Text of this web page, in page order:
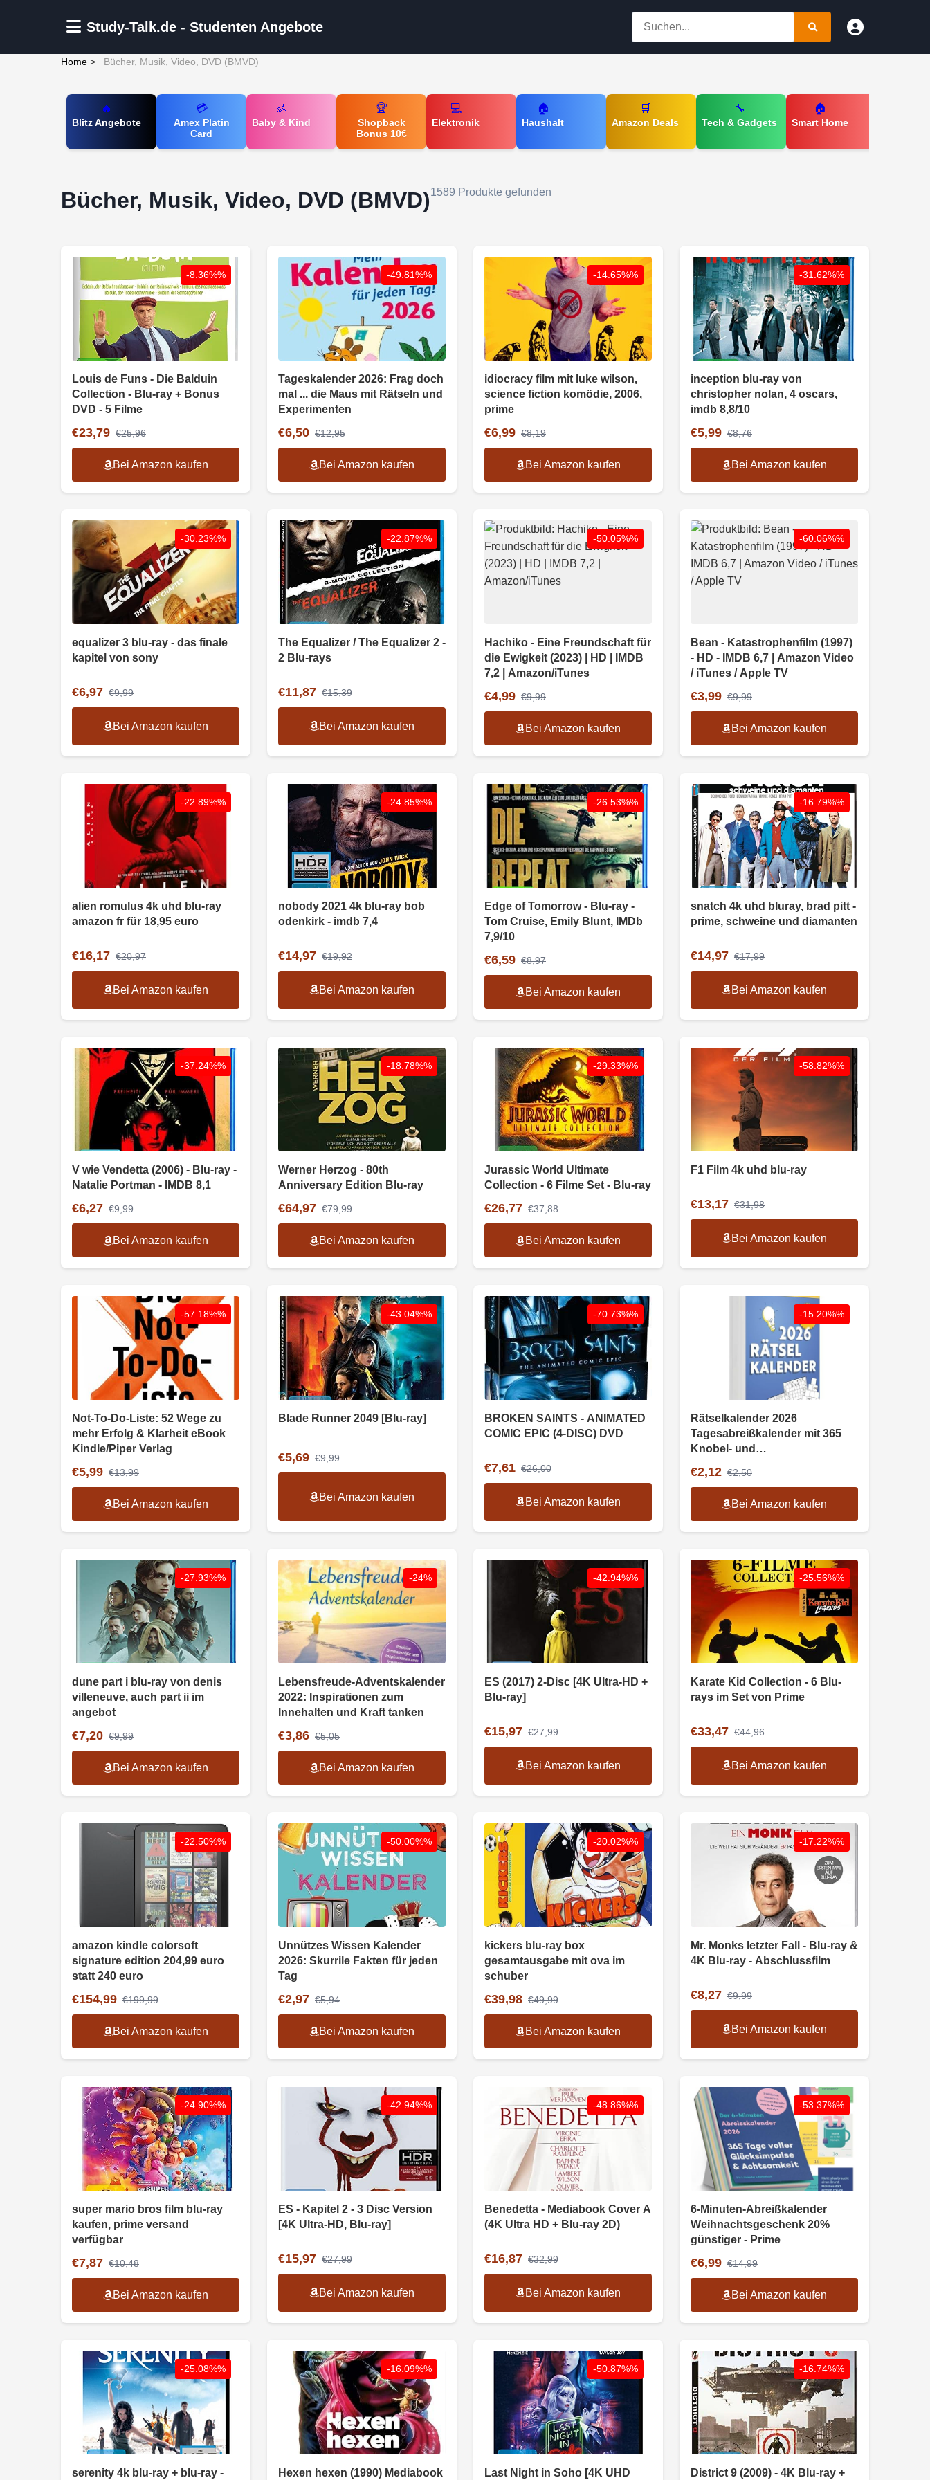
Study-Talk.de - Studenten Angebote
Home > Bücher, Musik, Video, DVD (BMVD)
🔥
Blitz Angebote
💳
Amex Platin
Card
👶
Baby & Kind
🏆
Shopback
Bonus 10€
💻
Elektronik
🏠
Haushalt
🛒
Amazon Deals
🔧
Tech & Gadgets
🏠
Smart Home
Bücher, Musik, Video, DVD (BMVD)1589 Produkte gefunden
-8.36%%
Louis de Funs - Die Balduin
Collection - Blu-ray + Bonus
DVD - 5 Filme
€23,79 €25,96
Bei Amazon kaufen
-49.81%%
Tageskalender 2026: Frag doch
mal ... die Maus mit Rätseln und
Experimenten
€6,50 €12,95
Bei Amazon kaufen
-14.65%%
idiocracy film mit luke wilson,
science fiction komödie, 2006,
prime
€6,99 €8,19
Bei Amazon kaufen
-31.62%%
inception blu-ray von
christopher nolan, 4 oscars,
imdb 8,8/10
€5,99 €8,76
Bei Amazon kaufen
-30.23%%
equalizer 3 blu-ray - das finale
kapitel von sony
€6,97 €9,99
Bei Amazon kaufen
-22.87%%
The Equalizer / The Equalizer 2 -
2 Blu-rays
€11,87 €15,39
Bei Amazon kaufen
-50.05%%
Hachiko - Eine Freundschaft für
die Ewigkeit (2023) | HD | IMDB
7,2 | Amazon/iTunes
€4,99 €9,99
Bei Amazon kaufen
-60.06%%
Bean - Katastrophenfilm (1997)
- HD - IMDB 6,7 | Amazon Video
/ iTunes / Apple TV
€3,99 €9,99
Bei Amazon kaufen
-22.89%%
alien romulus 4k uhd blu-ray
amazon fr für 18,95 euro
€16,17 €20,97
Bei Amazon kaufen
-24.85%%
nobody 2021 4k blu-ray bob
odenkirk - imdb 7,4
€14,97 €19,92
Bei Amazon kaufen
-26.53%%
Edge of Tomorrow - Blu-ray -
Tom Cruise, Emily Blunt, IMDb
7,9/10
€6,59 €8,97
Bei Amazon kaufen
-16.79%%
snatch 4k uhd bluray, brad pitt -
prime, schweine und diamanten
€14,97 €17,99
Bei Amazon kaufen
-37.24%%
V wie Vendetta (2006) - Blu-ray -
Natalie Portman - IMDB 8,1
€6,27 €9,99
Bei Amazon kaufen
-18.78%%
Werner Herzog - 80th
Anniversary Edition Blu-ray
€64,97 €79,99
Bei Amazon kaufen
-29.33%%
Jurassic World Ultimate
Collection - 6 Filme Set - Blu-ray
€26,77 €37,88
Bei Amazon kaufen
-58.82%%
F1 Film 4k uhd blu-ray
€13,17 €31,98
Bei Amazon kaufen
-57.18%%
Not-To-Do-Liste: 52 Wege zu
mehr Erfolg & Klarheit eBook
Kindle/Piper Verlag
€5,99 €13,99
Bei Amazon kaufen
-43.04%%
Blade Runner 2049 [Blu-ray]
€5,69 €9,99
Bei Amazon kaufen
-70.73%%
BROKEN SAINTS - ANIMATED
COMIC EPIC (4-DISC) DVD
€7,61 €26,00
Bei Amazon kaufen
-15.20%%
Rätselkalender 2026
Tagesabreißkalender mit 365
Knobel- und
€2,12 €2,50
Bei Amazon kaufen
-27.93%%
dune part i blu-ray von denis
villeneuve, auch part ii im
angebot
€7,20 €9,99
Bei Amazon kaufen
-24%
Lebensfreude-Adventskalender
2022: Inspirationen zum
Innehalten und Kraft tanken
€3,86 €5,05
Bei Amazon kaufen
-42.94%%
ES (2017) 2-Disc [4K Ultra-HD +
Blu-ray]
€15,97 €27,99
Bei Amazon kaufen
-25.56%%
Karate Kid Collection - 6 Blu-
rays im Set von Prime
€33,47 €44,96
Bei Amazon kaufen
-22.50%%
amazon kindle colorsoft
signature edition 204,99 euro
statt 240 euro
€154,99 €199,99
Bei Amazon kaufen
-50.00%%
Unnützes Wissen Kalender
2026: Skurrile Fakten für jeden
Tag
€2,97 €5,94
Bei Amazon kaufen
-20.02%%
kickers blu-ray box
gesamtausgabe mit ova im
schuber
€39,98 €49,99
Bei Amazon kaufen
-17.22%%
Mr. Monks letzter Fall - Blu-ray &
4K Blu-ray - Abschlussfilm
€8,27 €9,99
Bei Amazon kaufen
-24.90%%
super mario bros film blu-ray
kaufen, prime versand
verfügbar
€7,87 €10,48
Bei Amazon kaufen
-42.94%%
ES - Kapitel 2 - 3 Disc Version
[4K Ultra-HD, Blu-ray]
€15,97 €27,99
Bei Amazon kaufen
-48.86%%
Benedetta - Mediabook Cover A
(4K Ultra HD + Blu-ray 2D)
€16,87 €32,99
Bei Amazon kaufen
-53.37%%
6-Minuten-Abreißkalender
Weihnachtsgeschenk 20%
günstiger - Prime
€6,99 €14,99
Bei Amazon kaufen
-25.08%%
serenity 4k blu-ray + blu-ray -
-16.09%%
Hexen hexen (1990) Mediabook
-50.87%%
Last Night in Soho [4K UHD
-16.74%%
District 9 (2009) - 4K Blu-ray +